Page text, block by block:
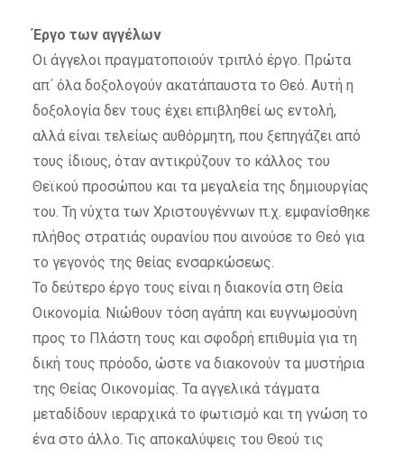
Έργο των αγγέλων
Οι άγγελοι πραγματοποιούν τριπλό έργο. Πρώτα
απ΄ όλα δοξολογούν ακατάπαυστα το Θεό. Αυτή η
δοξολογία δεν τους έχει επιβληθεί ως εντολή,
αλλά είναι τελείως αυθόρμητη, που ξεπηγάζει από
τους ίδιους, όταν αντικρύζουν το κάλλος του
Θεϊκού προσώπου και τα μεγαλεία της δημιουργίας
του. Τη νύχτα των Χριστουγέννων π.χ. εμφανίσθηκε
πλήθος στρατιάς ουρανίου που αινούσε το Θεό για
το γεγονός της θείας ενσαρκώσεως.
Το δεύτερο έργο τους είναι η διακονία στη Θεία
Οικονομία. Νιώθουν τόση αγάπη και ευγνωμοσύνη
προς το Πλάστη τους και σφοδρή επιθυμία για τη
δική τους πρόοδο, ώστε να διακονούν τα μυστήρια
της Θείας Οικονομίας. Τα αγγελικά τάγματα
μεταδίδουν ιεραρχικά το φωτισμό και τη γνώση το
ένα στο άλλο. Τις αποκαλύψεις του Θεού τις